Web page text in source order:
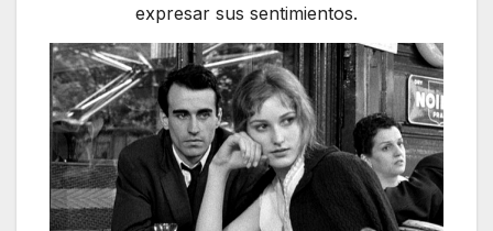
expresar sus sentimientos.